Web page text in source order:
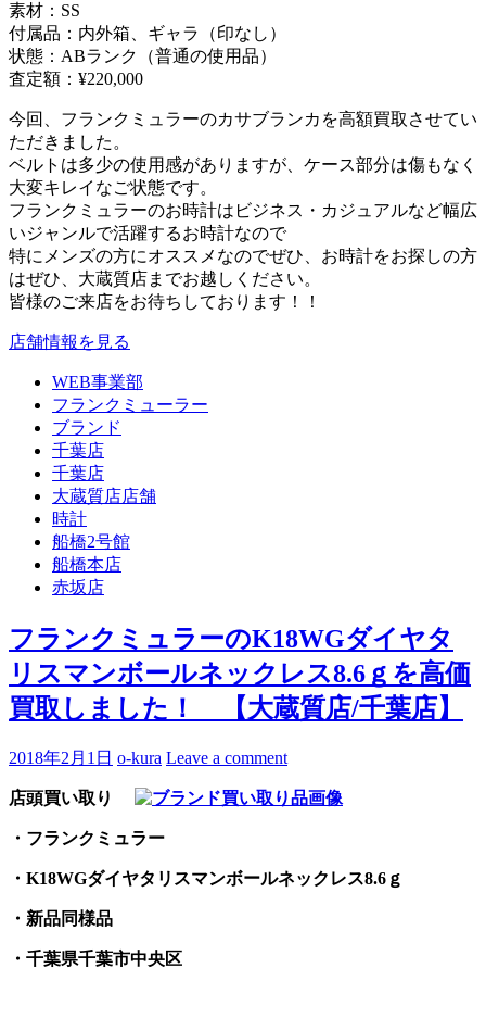
素材：SS
付属品：内外箱、ギャラ（印なし）
状態：ABランク（普通の使用品）
査定額：¥220,000
今回、フランクミュラーのカサブランカを高額買取させてい
ただきました。
ベルトは多少の使用感がありますが、ケース部分は傷もなく
大変キレイなご状態です。
フランクミュラーのお時計はビジネス・カジュアルなど幅広
いジャンルで活躍するお時計なので
特にメンズの方にオススメなのでぜひ、お時計をお探しの方
はぜひ、大蔵質店までお越しください。
皆様のご来店をお待ちしております！！
店舗情報を見る
WEB事業部
フランクミューラー
ブランド
千葉店
千葉店
大蔵質店店舗
時計
船橋2号館
船橋本店
赤坂店
フランクミュラーのK18WGダイヤタ
リスマンボールネックレス8.6ｇを高価
買取しました！ 【大蔵質店/千葉店】
2018年2月1日 o-kura Leave a comment
店頭買い取り
・フランクミュラー
・K18WGダイヤタリスマンボールネックレス8.6ｇ
・新品同様品
・千葉県千葉市中央区